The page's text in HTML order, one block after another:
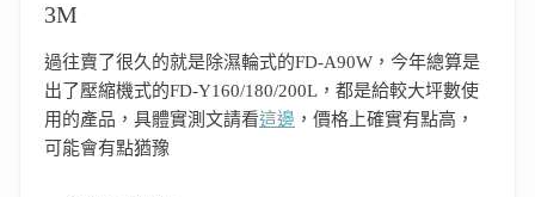
3M
過往賣了很久的就是除濕輪式的FD-A90W，今年總算是
出了壓縮機式的FD-Y160/180/200L，都是給較大坪數使
用的產品，具體實測文請看這邊 ，價格上確實有點高，
可能會有點猶豫